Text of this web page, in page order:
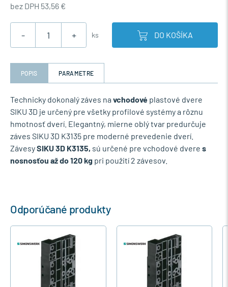
bez DPH 53,56 €
- + ks DO KOŠÍKA
POPIS PARAMETRE
Technicky dokonalý záves na vchodové plastové dvere
SIKU 3D je určený pre všetky profilové systémy a rôznu
hmotnosť dverí. Elegantný, mierne oblý tvar predurčuje
záves SIKU 3D K3135 pre moderné prevedenie dverí.
ZávesySIKU 3D K3135, sú určené pre vchodové dvere s
nosnosťou až do 120 kg pri použití 2 závesov.
Odporúčané produkty